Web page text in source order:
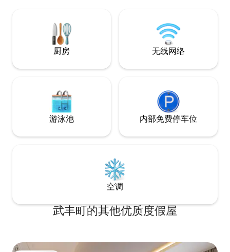
长期停留，或希望
的客人。 “侘寂” 是日本独有的审美观，珍
视四季流转、岁月
及低调、宁静而含
设计师的房东亲
宿地点交通便利，
大须商店街、吉卜
等热门景点，周边
品尝名古屋特色美
厨房 无线网络
游泳池 内部免费停车位
空调
武丰町的其他优质度假屋